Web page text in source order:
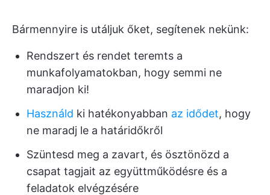
Bármennyire is utáljuk őket, segítenek nekünk:
Rendszert és rendet teremts a
munkafolyamatokban, hogy semmi ne
maradjon ki!
Használd ki hatékonyabban az idődet, hogy
ne maradj le a határidőkről
Szüntesd meg a zavart, és ösztönözd a
csapat tagjait az együttműködésre és a
feladatok elvégzésére